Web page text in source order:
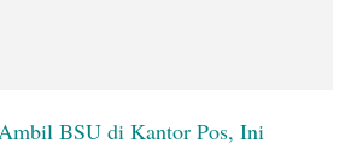
BSU di Kantor Pos, Ini